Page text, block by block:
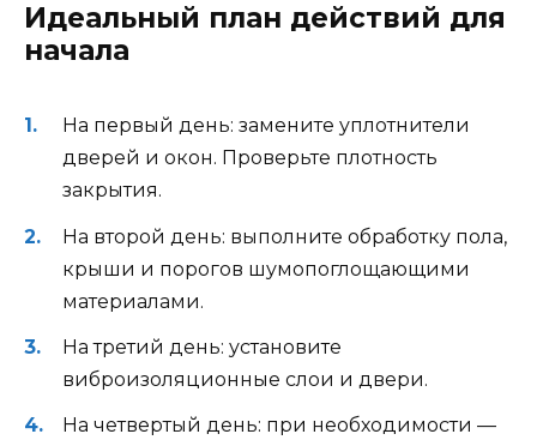
Идеальный план действий для
начала
На первый день: замените уплотнители
дверей и окон. Проверьте плотность
закрытия.
На второй день: выполните обработку пола,
крыши и порогов шумопоглощающими
материалами.
На третий день: установите
виброизоляционные слои и двери.
На четвертый день: при необходимости —